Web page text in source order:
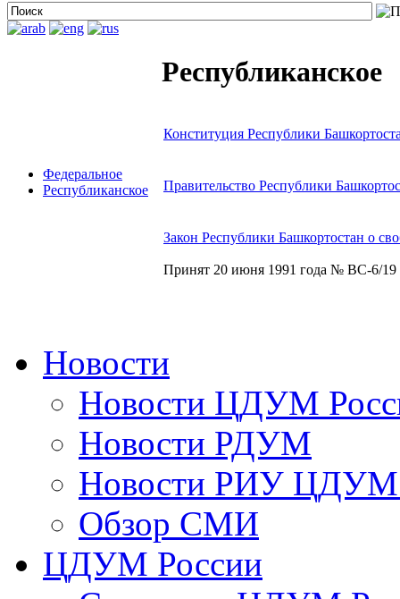
Федеральное
Республиканское
Республиканское
Конституция Республики
Правительство Республики
Закон Республики Башкортостан о
Принят 20 июня 1991 года № ВС-6/19
Новости
Новости ЦДУМ
Новости РДУМ
Новости РИУ ЦДУМ
Обзор СМИ
ЦДУМ России